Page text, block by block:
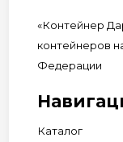
«Контейнер
контейнеров
Федерации
Каталог